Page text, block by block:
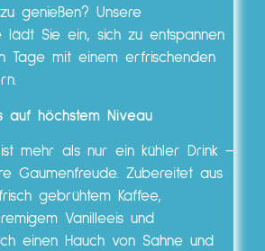
genießen? Unsere
lädt Sie ein, sich zu entspannen
Tage mit einem erfrischenden
auf höchstem Niveau
ist mehr als nur ein kühler Drink –
Gaumenfreude. Zubereitet aus
gebrühtem Kaffee,
Vanilleeis und
einen Hauch von Sahne und